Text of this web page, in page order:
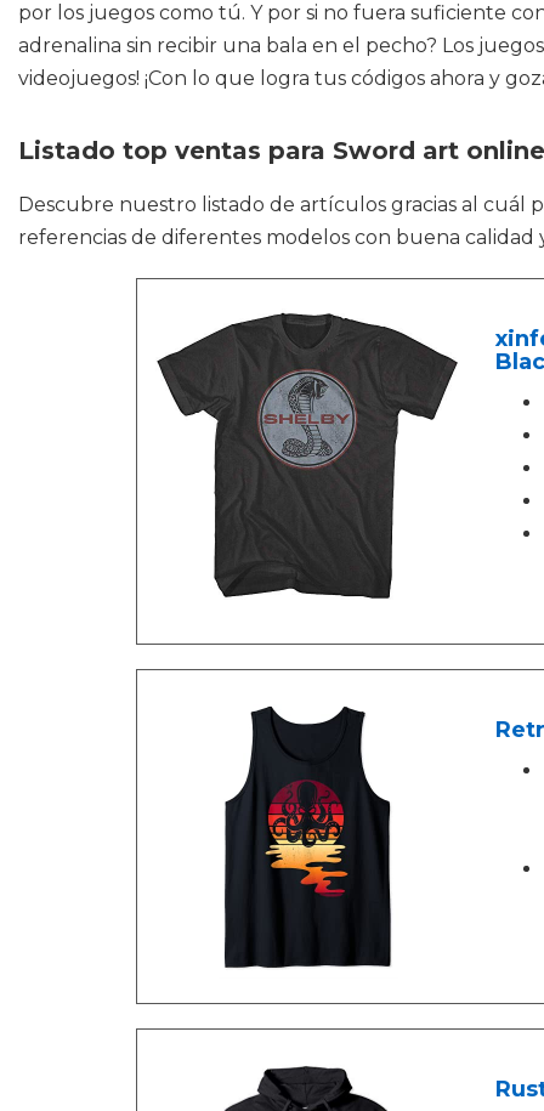
por los juegos como tú. Y por si no fuera suficiente
adrenalina sin recibir una bala en el pecho? Los
videojuegos! ¡Con lo que logra tus códigos ahora y
Listado top ventas para Sword art
Descubre nuestro listado de artículos gracias al cuál
referencias de diferentes modelos con buena